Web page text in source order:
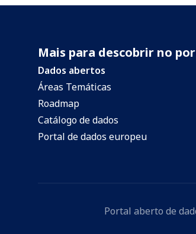
Mais para descobrir no
Dados abertos
Áreas Temáticas
Roadmap
Catálogo de dados
Portal de dados europeu
Portal aberto de